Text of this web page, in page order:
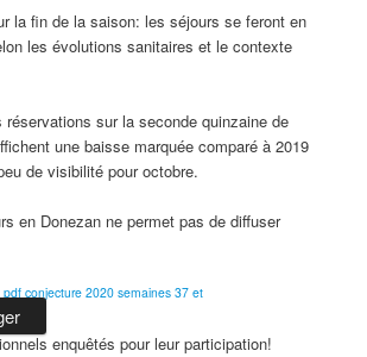
la fin de la saison: les séjours se feront en
les évolutions sanitaires et le contexte
réservations sur la seconde quinzaine de
une baisse marquée comparé à 2019
de visibilité pour octobre.
en Donezan ne permet pas de diffuser
conjecture 2020 semaines 37 et
enquêtés pour leur participation!